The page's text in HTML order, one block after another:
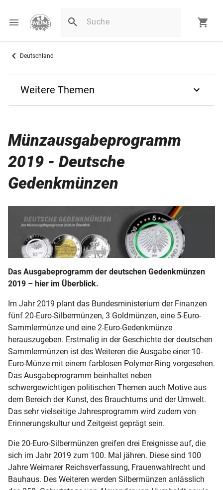
Deutschland
Weitere Themen
Ausgabetermine
2025
2024
2023
2021
2020
2019
2018
2017
2016
Münzausgabeprogramm
2019 - Deutsche
Gedenkmünzen
Das Ausgabeprogramm der deutschen Gedenkmünzen
2019 – hier im Überblick.
Im Jahr 2019 plant das Bundesministerium der Finanzen
fünf 20-Euro-Silbermünzen, 3 Goldmünzen, eine 5-Euro-
Sammlermünze und eine 2-Euro-Gedenkmünze
herauszugeben. Erstmalig in der Geschichte der deutschen
Sammlermünzen ist des Weiteren die Ausgabe einer 10-
Euro-Münze mit einem farblosen Polymer-Ring vorgesehen.
Das Ausgabeprogramm beinhaltet neben
schwergewichtigen politischen Themen auch Motive aus
dem Bereich der Kunst, des Brauchtums und der Umwelt.
Das sehr vielseitige Jahresprogramm wird zudem von
Erinnerungskultur und Zeitgeist geprägt sein.
Die 20-Euro-Silbermünzen greifen drei Ereignisse auf, die
sich im Jahr 2019 zum 100. Mal jähren. Diese sind 100
Jahre Weimarer Reichsverfassung, Frauenwahlrecht und
Bauhaus. Des Weiteren werden Silbermünzen anlässlich